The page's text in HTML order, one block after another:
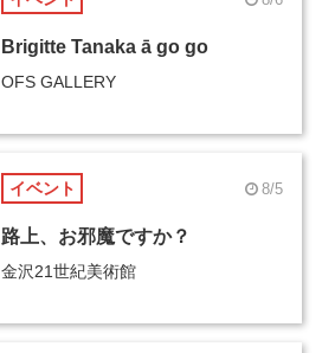
Brigitte Tanaka ā go go
OFS GALLERY
イベント 8/5
路上、お邪魔ですか？
金沢21世紀美術館